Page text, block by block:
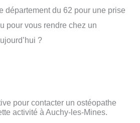
département du 62 pour une prise
pour vous rendre chez un
?
pour contacter un ostéopathe
activité à Auchy-les-Mines.